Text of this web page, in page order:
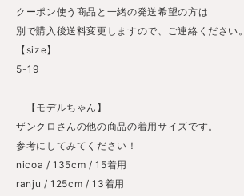
クーポン使う商品と一緒の発送希望の方は
別で購入後送料変更しますので、ご連絡ください。
【size】
5-19
【モデルちゃん】
ザンクロさんの他の商品の着用サイズです。
参考にしてみてください！
nicoa / 135cm / 15着用
ranju / 125cm / 13着用